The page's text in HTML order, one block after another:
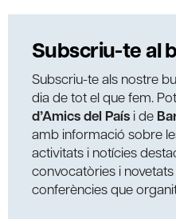
Subscriu-te al
Subscriu-te als nostre
dia de tot el que fem.
d’Amics del País i de
amb informació sobre
activitats i notícies
convocatòries i
conferències que